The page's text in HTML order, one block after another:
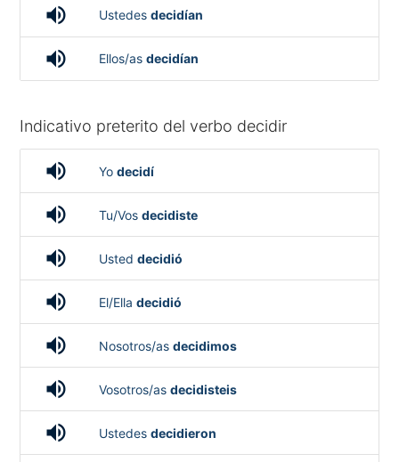
volume_up Ustedes decidían
volume_up Ellos/as decidían
Indicativo preterito del verbo decidir
volume_up Yo decidí
volume_up Tu/Vos decidiste
volume_up Usted decidió
volume_up El/Ella decidió
volume_up Nosotros/as decidimos
volume_up Vosotros/as decidisteis
volume_up Ustedes decidieron